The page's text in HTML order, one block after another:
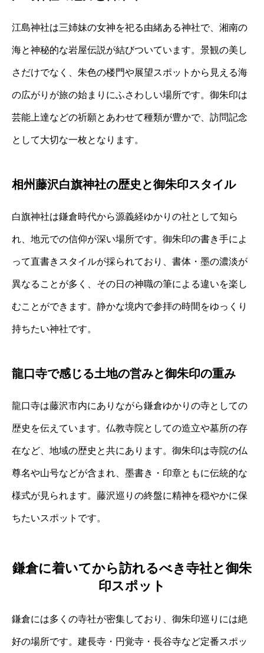
江島神社は三姉妹の女神を祀る由緒ある神社で、湘南の
海と神秘的な岩屋伝説が結びついています。景観の美し
さだけでなく、朱色の楼門や展望スポットから見える海
の広がりが旅の始まりにふさわしい場所です。御朱印は
芸能上達などの祈願とあわせて種類が豊かで、訪問記念
として大切な一枚となります。
相州藤沢白旗神社の歴史と御朱印スタイル
白旗神社は鎌倉時代から源義経ゆかりの社として知ら
れ、地元での信仰が深い場所です。御朱印の書き手によ
って直書きスタイルが採られており、書体・墨の濃淡が
異なることが多く、その日の神職の筆による違いを楽し
むことができます。静かな境内で参拝の時間をゆっくり
持ちたい神社です。
龍口寺で感じる土地の営みと御朱印の重み
龍口寺は藤沢市内にありながら鎌倉ゆかりの寺としての
歴史を伝えています。仏教寺院としての造立や墓所の存
在など、地域の歴史と共にあります。御朱印は寺院の仏
尊名や山号などが含まれ、墨書き・印章ともに伝統的な
様式が見られます。藤沢巡りの終盤に精神を穏やかに保
ちたいスポットです。
鎌倉に着いてから訪れるべき寺社と御朱
印スポット
鎌倉には多くの寺社が密集しており、御朱印巡りには絶
好の場所です。建長寺・円覚寺・長谷寺など定番スポッ